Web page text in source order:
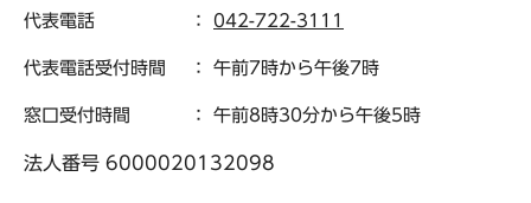
代表電話 ： 042-722-3111
代表電話受付時間 ： 午前7時から午後7時
窓口受付時間 ： 午前8時30分から午後5時
法人番号 6000020132098